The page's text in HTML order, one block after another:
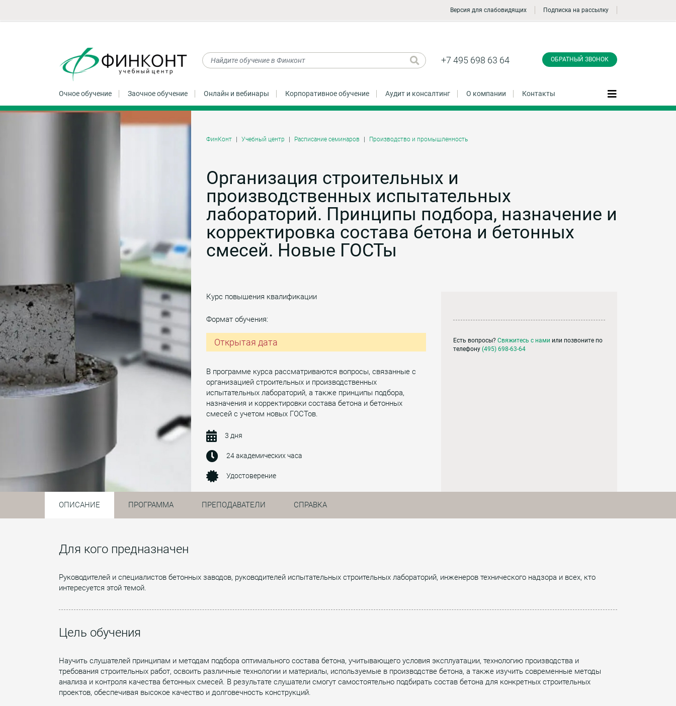
Версия для слабовидящих Подписка на рассылку
+7 495 698 63 64 ОБРАТНЫЙ ЗВОНОК
Очное обучение Заочное обучение Онлайн и вебинары Корпоративное обучение Аудит и консалтинг О компании Контакты
ФинКонт Учебный центр Расписание семинаров Производство и промышленность
Организация строительных и
производственных испытательных
лабораторий. Принципы подбора, назначение и
корректировка состава бетона и бетонных
смесей. Новые ГОСТы
Курс повышения квалификации
Формат обучения:
Открытая дата
В программе курса рассматриваются вопросы, связанные с
организацией строительных и производственных
испытательных лабораторий, а также принципы подбора,
назначения и корректировки состава бетона и бетонных
смесей с учетом новых ГОСТов.
3 дня
24 академических часа
Удостоверение
Есть вопросы? Свяжитесь с нами или позвоните по
телефону (495) 698-63-64
ОПИСАНИЕ ПРОГРАММА ПРЕПОДАВАТЕЛИ СПРАВКА
Для кого предназначен
Руководителей и специалистов бетонных заводов, руководителей испытательных строительных лабораторий, инженеров технического надзора и всех, кто
интересуется этой темой.
Цель обучения
Научить слушателей принципам и методам подбора оптимального состава бетона, учитывающего условия эксплуатации, технологию производства и
требования строительных работ, освоить различные технологии и материалы, используемые в производстве бетона, а также изучить современные методы
анализа и контроля качества бетонных смесей. В результате слушатели смогут самостоятельно подбирать состав бетона для конкретных строительных
проектов, обеспечивая высокое качество и долговечность конструкций.
звонок
Заказать